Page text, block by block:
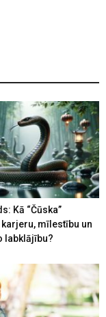
Kā “Čūska”
mīlestību un
labklājību?